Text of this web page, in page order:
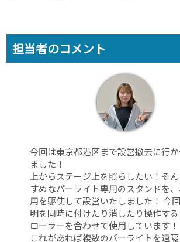
担当者のコメント
今回は東京都港区まで設営撤去に行
ました！
上からステージ上を照らしたい！そ
すめなパーライト専用のスタンドを
用を駆使して設営いたしました！ 今
明を同時に付けたり消したり操作す
ローラーを合わせて使用しています！
これがあれば複数のパーライトを遠